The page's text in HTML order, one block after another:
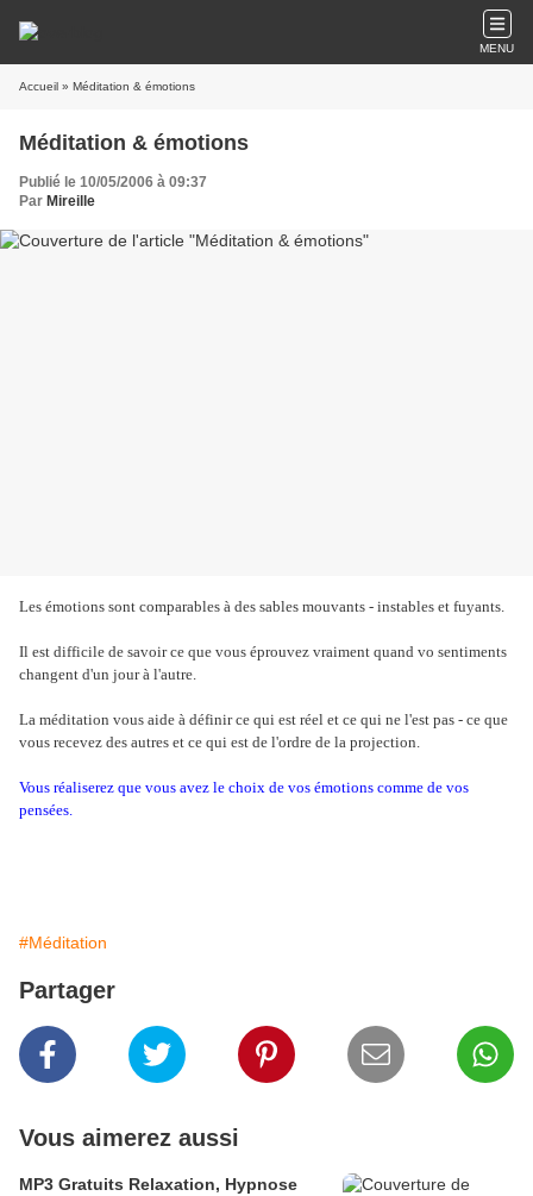
MENU
Accueil » Méditation & émotions
Méditation & émotions
Publié le 10/05/2006 à 09:37
Par Mireille
Les émotions sont comparables à des sables mouvants - instables et fuyants.
Il est difficile de savoir ce que vous éprouvez vraiment quand vo sentiments
changent d'un jour à l'autre.
La méditation vous aide à définir ce qui est réel et ce qui ne l'est pas - ce que
vous recevez des autres et ce qui est de l'ordre de la projection.
Vous réaliserez que vous avez le choix de vos émotions comme de vos
pensées.
#Méditation
Partager
Vous aimerez aussi
MP3 Gratuits Relaxation, Hypnose